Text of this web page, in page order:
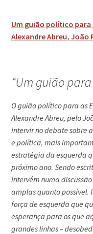
Um guião político para
Alexandre Abreu, João
“Um guião
O guião político para as
Alexandre Abreu, pelo
intervir no debate sobre
e política, mais
estratégia da esquerda
próximo ano. Sendo
intervém numa
amplas quanto possível.
força de esquerda que
esperança para os que
grandes linhas –